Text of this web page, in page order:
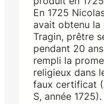
En 1725
avait obtenu la
Tragin, prêtre
pendant 20
rempli la
religieux dans
faux certificat
S, année 1725).